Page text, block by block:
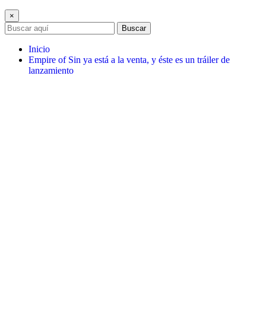
×
Buscar
Inicio
Empire of Sin ya está a la venta, y éste es un tráiler de
lanzamiento